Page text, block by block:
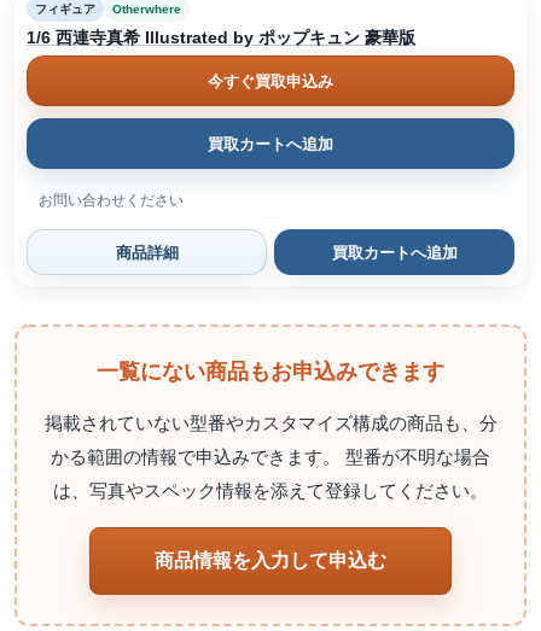
フィギュア Otherwhere
1/6 西連寺真希 Illustrated by ポップキュン 豪華版
今すぐ買取申込み
買取カートへ追加
お問い合わせください
商品詳細 買取カートへ追加
一覧にない商品もお申込みできます
掲載されていない型番やカスタマイズ構成の商品も、分
かる範囲の情報で申込みできます。 型番が不明な場合
は、写真やスペック情報を添えて登録してください。
商品情報を入力して申込む